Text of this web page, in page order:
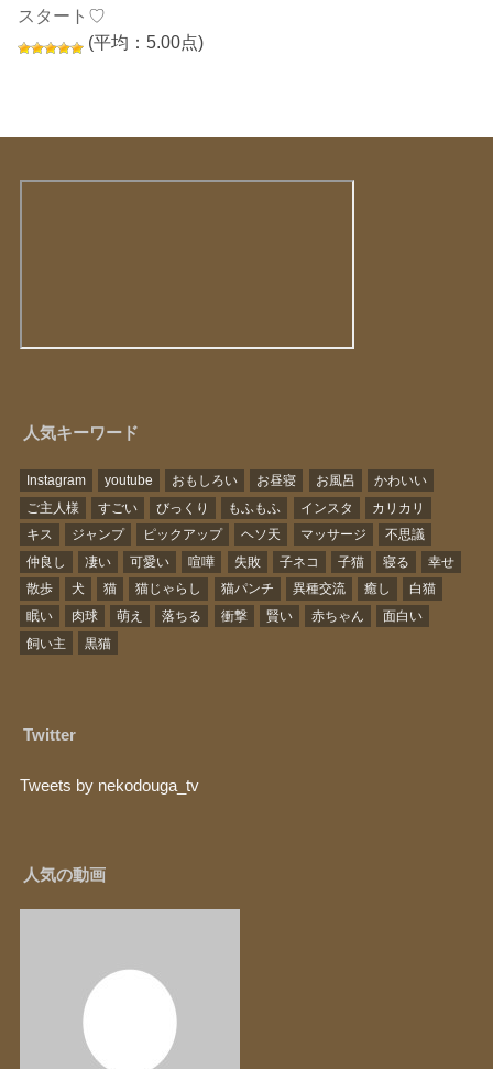
スタート♡
(平均：5.00点)
人気キーワード
Instagram youtube おもしろい お昼寝 お風呂
かわいい
ご主人様
すごい びっくり もふもふ インスタ
カリカリ
キス
ジャンプ ピックアップ ヘソ天 マッサージ
不思議
仲良し
凄い 可愛い 喧嘩 失敗 子ネコ 子猫 寝る
幸せ
散歩
犬 猫 猫じゃらし 猫パンチ 異種交流 癒し
白猫
眠い
肉球 萌え 落ちる 衝撃 賢い 赤ちゃん
面白い
飼い主
黒猫
Twitter
Tweets by nekodouga_tv
人気の動画